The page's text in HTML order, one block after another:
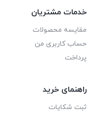
خدمات مشتریان
مقایسه محصولات
حساب کاربری من
پرداخت
راهنمای خرید
ثبت شکایات